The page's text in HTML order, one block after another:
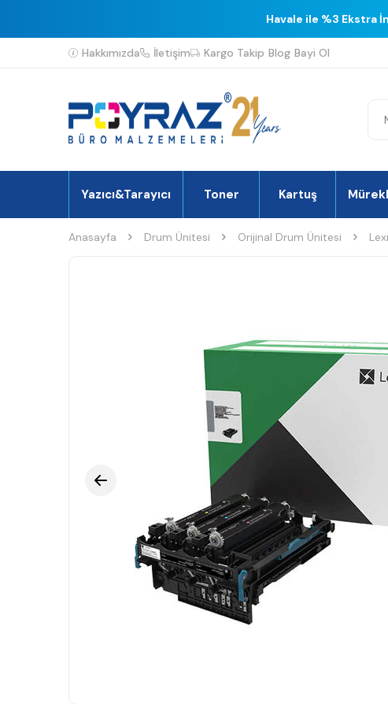
Havale ile %3 Ekstra
Hakkımızda İletişim Kargo Takip Blog Bayi Ol
Yazıcı&Tarayıcı Toner Kartuş
Anasayfa Drum Ünitesi Orijinal Drum Ünitesi